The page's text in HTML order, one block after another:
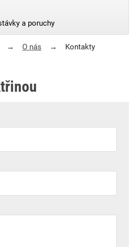
a poruchy
O nás
Kontakty